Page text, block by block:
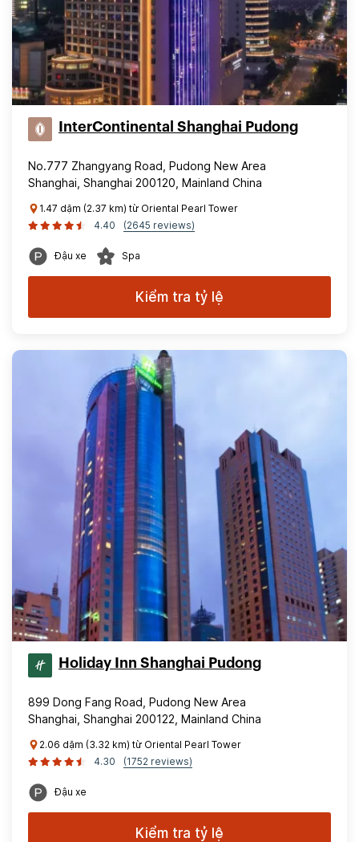
InterContinental Shanghai Pudong
No.777 Zhangyang Road, Pudong New Area
Shanghai, Shanghai 200120, Mainland China
1.47 dặm (2.37 km) từ Oriental Pearl Tower
4.40
(2645 reviews)
Đậu xe Spa
Kiểm tra tỷ lệ
Holiday Inn Shanghai Pudong
899 Dong Fang Road, Pudong New Area
Shanghai, Shanghai 200122, Mainland China
2.06 dặm (3.32 km) từ Oriental Pearl Tower
4.30
(1752 reviews)
Đậu xe
Kiểm tra tỷ lệ